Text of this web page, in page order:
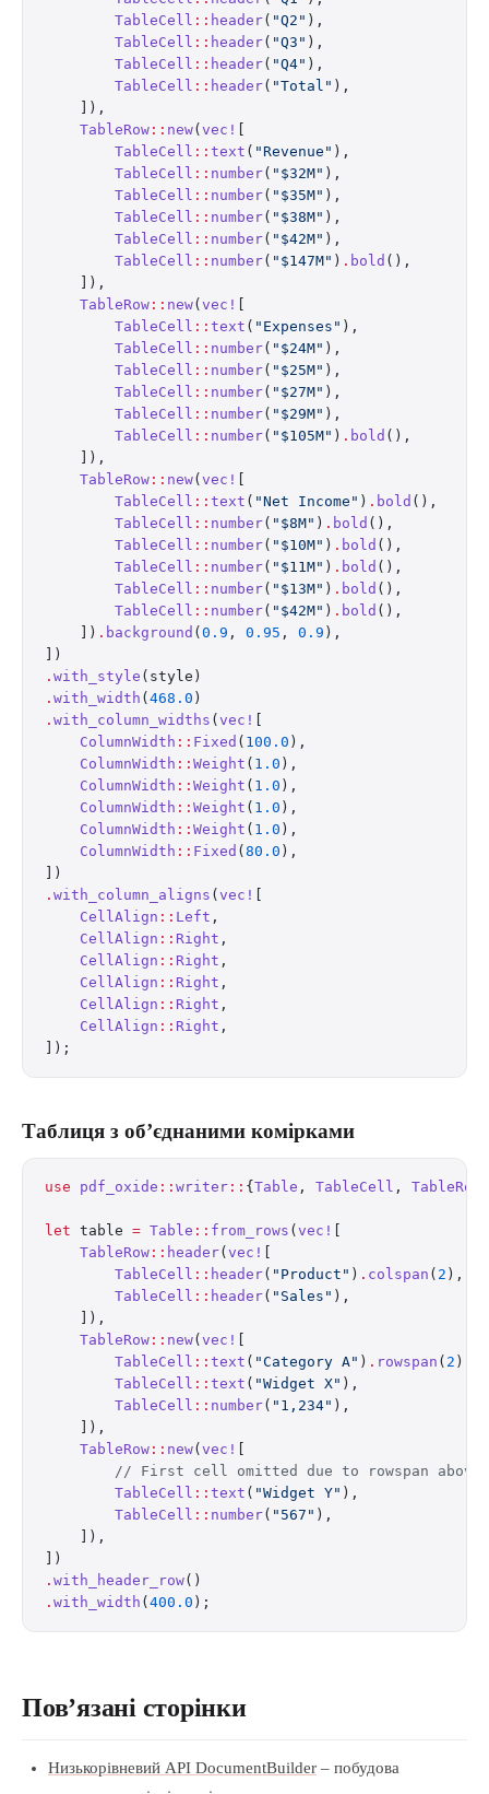
        TableCell
:: header( "Q2" ),
        TableCell
:: header( "Q3" ),
        TableCell
:: header( "Q4" ),
        TableCell
:: header( "Total" ),
    ]),
    TableRow
:: new( vec!
        TableCell
:: text ( "Revenue" ),
        TableCell
:: number( "$32M" ),
        TableCell
:: number( "$35M" ),
        TableCell
:: number( "$38M" ),
        TableCell
:: number( "$42M" ),
        TableCell
:: number( "$147M" ) . bold (),
    ]),
    TableRow
:: new( vec!
        TableCell
:: text ( "Expenses" ),
        TableCell
:: number( "$24M" ),
        TableCell
:: number( "$25M" ),
        TableCell
:: number( "$27M" ),
        TableCell
:: number( "$29M" ),
        TableCell
:: number( "$105M" ) . bold (),
    ]),
    TableRow
:: new( vec!
        TableCell
:: text ( "Net Income" ) . bold (),
        TableCell
:: number( "$8M" ) . bold (),
        TableCell
:: number( "$10M" ) . bold (),
        TableCell
:: number( "$11M" ) . bold (),
        TableCell
:: number( "$13M" ) . bold (),
        TableCell
:: number( "$42M" ) . bold (),
    ])
. background ( 0.9 , 0.95 , 0.9 ),
])
. with_style (style)
. with_width ( 468.0 )
. with_column_widths ( vec!
    ColumnWidth
:: Fixed ( 100.0 ),
    ColumnWidth
:: Weight ( 1.0 ),
    ColumnWidth
:: Weight ( 1.0 ),
    ColumnWidth
:: Weight ( 1.0 ),
    ColumnWidth
:: Weight ( 1.0 ),
    ColumnWidth
:: Fixed ( 80.0 ),
])
. with_column_aligns ( vec!
    CellAlign
:: Left ,
    CellAlign
:: Right ,
    CellAlign
:: Right ,
    CellAlign
:: Right ,
    CellAlign
:: Right ,
    CellAlign
:: Right ,
]);
Таблиця з об’єднаними комірками
use pdf_oxide :: writer :: { Table , TableCell , TableRow
let table = Table :: from_rows ( vec!
    TableRow
:: header( vec!
        TableCell
:: header( "Product" ) . colspan ( 2 ),
        TableCell
:: header( "Sales" ),
    ]),
    TableRow
:: new( vec!
        TableCell
:: text ( "Category A" ) . rowspan ( 2 ),
        TableCell
:: text ( "Widget X" ),
        TableCell
:: number( "1,234" ),
    ]),
    TableRow
:: new( vec!
        // First cell omitted due to rowspan above
        TableCell
:: text ( "Widget Y" ),
        TableCell
:: number( "567" ),
    ]),
])
. with_header_row()
. with_width ( 400.0 );
Пов’язані сторінки
Низькорівневий API DocumentBuilder – побудова